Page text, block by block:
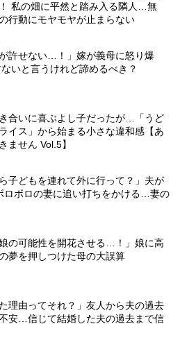
私の畑に平然と踏み入る隣人…無
行動にモヤモヤが止まらない
が許せない…！」嫁が義母に怒り爆
いと言うけれど諦めるべき？
合いに喜ぶよし子だったが…「うど
イス」から始まる小さな違和感【あ
ません Vol.5】
子どもを連れて外に行って？」夫が
ロボロの妻に追い打ちをかける…妻の
娘の可能性を開花させる…！」娘に高
夢を押しつけた母の大誤算
理由ってそれ？」友人から夫の過去
安…信じて結婚した夫の過去まで信